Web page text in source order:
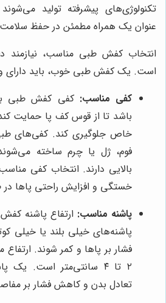
تکنولوژی‌های پیشرفته تولید
عنوان یک همراه مطمئن در حفظ
انتخاب کفش طبی مناسب، نیازمند
است. یک کفش طبی خوب، باید دارای
کفی مناسب: کفی کفش طبی
باشد تا از قوس کف پا حمایت
خاص جلوگیری کند. کفی‌های طبی
فوم، ژل یا چرم ساخته
بالایی دارند. انتخاب کفی
خستگی و افزایش راحتی پاها در
پاشنه مناسب: ارتفاع پاشنه
پاشنه‌های خیلی بلند یا خیلی
فشار بر پاها و کمر شوند.
۲ تا ۴ سانتی‌متر است. یک
تعادل بدن و کاهش فشار بر